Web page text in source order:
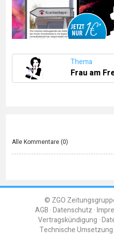
Thema
Frau am
Alle Kommentare (0)
© ZGO
AGB Datenschutz
Vertragskündigung
Technische